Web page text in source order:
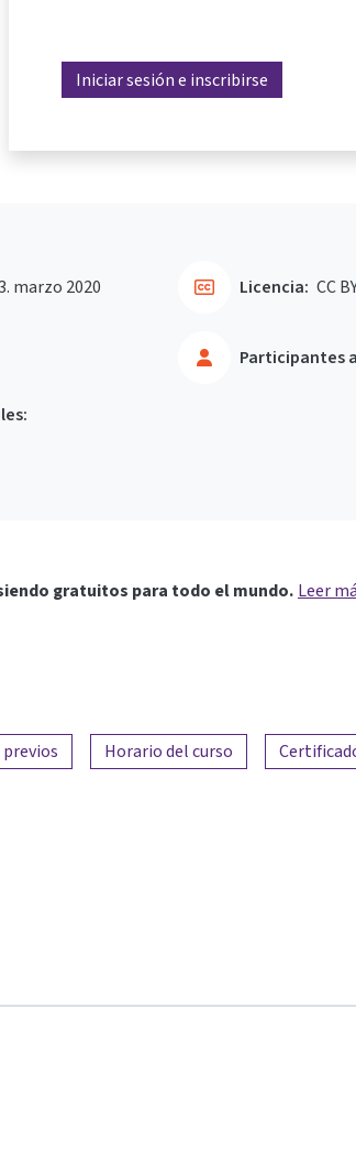
Iniciar sesión e inscribirse
marzo 2020
Participantes
Licencia: CC
gratuitos para todo el mundo. Leer
Horario del curso